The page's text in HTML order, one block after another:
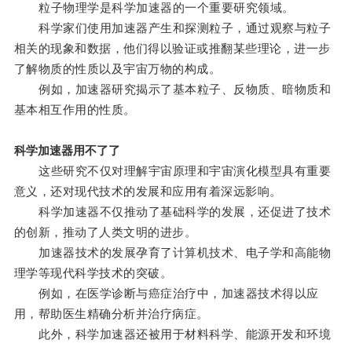
粒子物理学是科学加速器的一个重要研究领域。
科学家们使用加速器产生和探测粒子，通过观察与粒子
相关的现象和数据，他们得以验证或推翻某些理论，进一步
了解物质的性质以及宇宙万物的构成。
例如，加速器研究揭示了基本粒子、反物质、暗物质和
基本相互作用的性质。
科学加速器用不了了
这些研究不仅对理解宇宙原理和宇宙演化模型具有重要
意义，还对现代技术的发展和应用有着深远影响。
科学加速器不仅推动了基础科学的发展，还促进了技术
的创新，推动了人类文明的进步。
加速器技术的发展孕育了计算机技术、电子学和高能物
理学等现代科学技术的突破。
例如，在医学诊断与癌症治疗中，加速器技术得以应
用，帮助医生精确分析并治疗病症。
此外，科学加速器还被用于材料科学、能源开发和环境